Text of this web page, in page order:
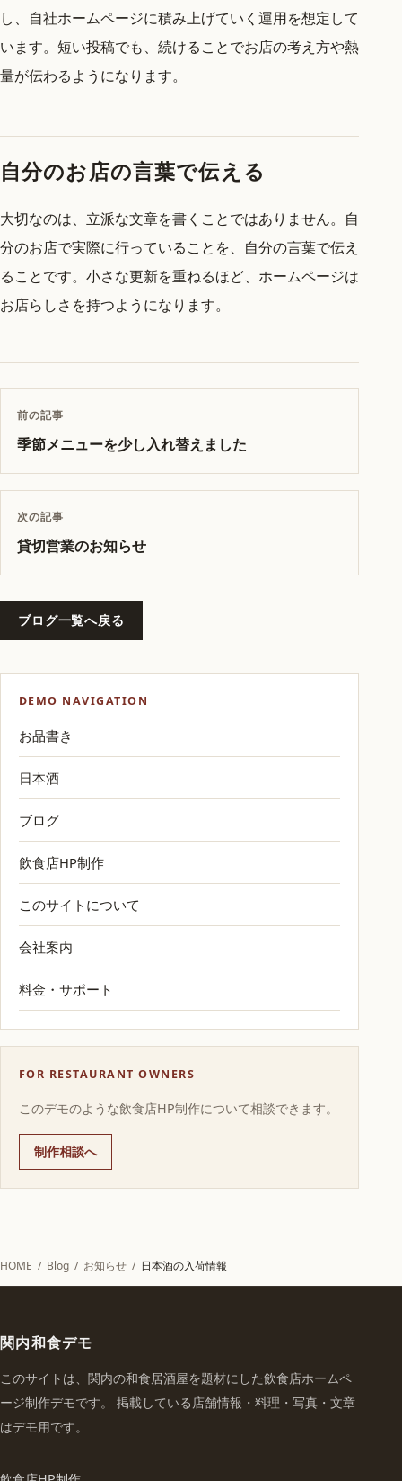
し、自社ホームページに積み上げていく運用を想定して
います。短い投稿でも、続けることでお店の考え方や熱
量が伝わるようになります。
自分のお店の言葉で伝える
大切なのは、立派な文章を書くことではありません。自
分のお店で実際に行っていることを、自分の言葉で伝え
ることです。小さな更新を重ねるほど、ホームページは
お店らしさを持つようになります。
前の記事
季節メニューを少し入れ替えました
次の記事
貸切営業のお知らせ
ブログ一覧へ戻る
DEMO NAVIGATION
お品書き
日本酒
ブログ
飲食店HP制作
このサイトについて
会社案内
料金・サポート
FOR RESTAURANT OWNERS
このデモのような飲食店HP制作について相談できます。
制作相談へ
HOME / Blog / お知らせ / 日本酒の入荷情報
関内和食デモ
このサイトは、関内の和食居酒屋を題材にした飲食店ホームペ
ージ制作デモです。 掲載している店舗情報・料理・写真・文章
はデモ用です。